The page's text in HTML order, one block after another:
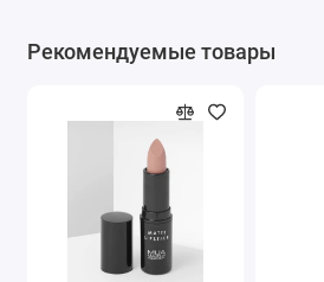
Рекомендуемые товары